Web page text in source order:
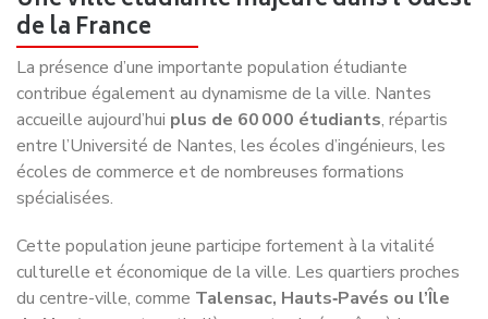
La présence d’une importante population étudiante
contribue également au dynamisme de la ville. Nantes
accueille aujourd’huiplus de 60 000 étudiants, répartis
entre l’Université de Nantes, les écoles d’ingénieurs, les
écoles de commerce et de nombreuses formations
spécialisées.
Cette population jeune participe fortement à la vitalité
du centre-ville, comme Talensac, Hauts‑Pavés ou l’Île
de Nantes, sont particulièrement animés grâce à la
présence de nombreux étudiants.(Ministère de